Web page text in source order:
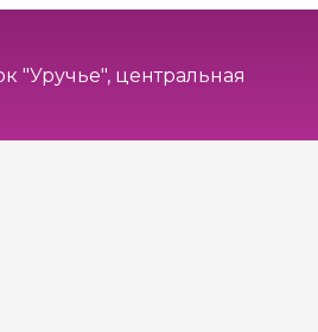
"Уручье", центральная